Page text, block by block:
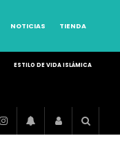
NOTICIAS TIENDA
ESTILO DE VIDA ISLÁMICA